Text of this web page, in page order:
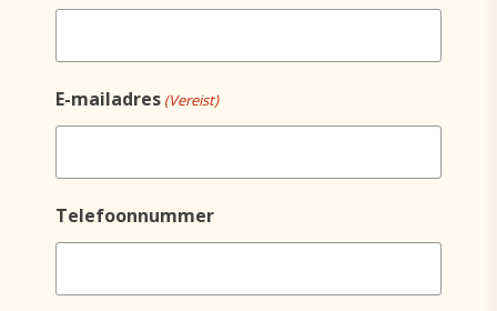
E-mailadres (Vereist)
Telefoonnummer